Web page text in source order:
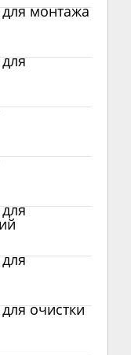
монтажа
очистки